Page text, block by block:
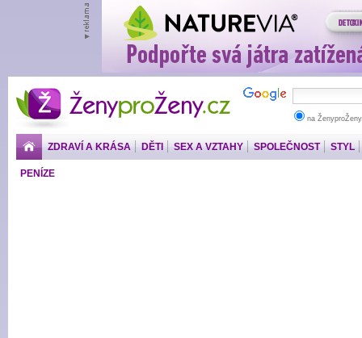
ŽenyproŽeny.cz
na
ZDRAVÍ A KRÁSA DĚTI SEX A VZTAHY SPOLEČNOST STYL
PENÍZE